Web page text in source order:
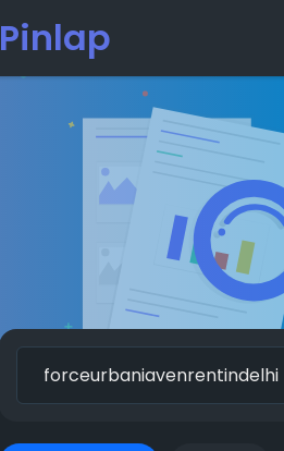
Pinlap